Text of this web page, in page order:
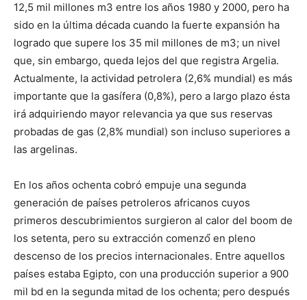
12,5 mil millones m3 entre los años 1980 y 2000, pero ha
sido en la última década cuando la fuerte expansión ha
logrado que supere los 35 mil millones de m3; un nivel
que, sin embargo, queda lejos del que registra Argelia.
Actualmente, la actividad petrolera (2,6% mundial) es más
importante que la gasífera (0,8%), pero a largo plazo ésta
irá adquiriendo mayor relevancia ya que sus reservas
probadas de gas (2,8% mundial) son incluso superiores a
las argelinas.
En los años ochenta cobró empuje una segunda
generación de países petroleros africanos cuyos
primeros descubrimientos surgieron al calor del boom de
los setenta, pero su extracción comenzó́ en pleno
descenso de los precios internacionales. Entre aquellos
países estaba Egipto, con una producción superior a 900
mil bd en la segunda mitad de los ochenta; pero después